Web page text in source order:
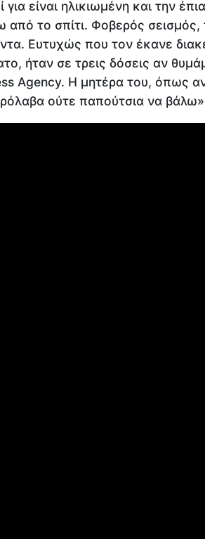
είναι ηλικιωμένη και την
από το σπίτι. Φοβερός σεισμός,
Ευτυχώς που τον έκανε
ήταν σε τρεις δόσεις αν
Agency. Η μητέρα του, όπως
ούτε παπούτσια να